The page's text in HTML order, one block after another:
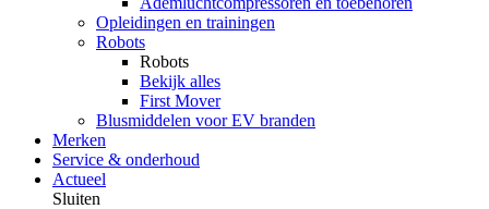
Opleidingen en trainingen
Robots
Robots
Bekijk alles
First Mover
Blusmiddelen voor EV branden
Merken
Service & onderhoud
Actueel
Sluiten